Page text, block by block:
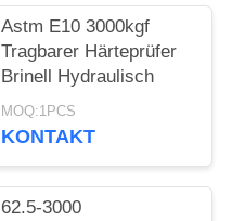
Astm E10 3000kgf
Tragbarer Härteprüfer
Brinell Hydraulisch
MOQ:1PCS
KONTAKT
62.5-3000